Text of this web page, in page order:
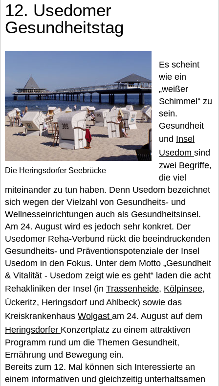
12. Usedomer
Gesundheitstag
Die Heringsdorfer Seebrücke
Es scheint
wie ein
„weißer
Schimmel“ zu
sein.
Gesundheit
und Insel
Usedom sind
zwei Begriffe,
die viel
miteinander zu tun haben. Denn Usedom bezeichnet
sich wegen der Vielzahl von Gesundheits- und
Wellnesseinrichtungen auch als Gesundheitsinsel.
Am 24. August wird es jedoch sehr konkret. Der
Usedomer Reha-Verbund rückt die beeindruckenden
Gesundheits- und Präventionspotenziale der Insel
Usedom in den Fokus. Unter dem Motto „Gesundheit
& Vitalität - Usedom zeigt wie es geht“ laden die acht
Rehakliniken der Insel (in Trassenheide, Kölpinsee,
Ückeritz, Heringsdorf und Ahlbeck) sowie das
Kreiskrankenhaus Wolgast am 24. August auf dem
Heringsdorfer Konzertplatz zu einem attraktiven
Programm rund um die Themen Gesundheit,
Ernährung und Bewegung ein.
Bereits zum 12. Mal können sich Interessierte an
einem informativen und gleichzeitig unterhaltsamen